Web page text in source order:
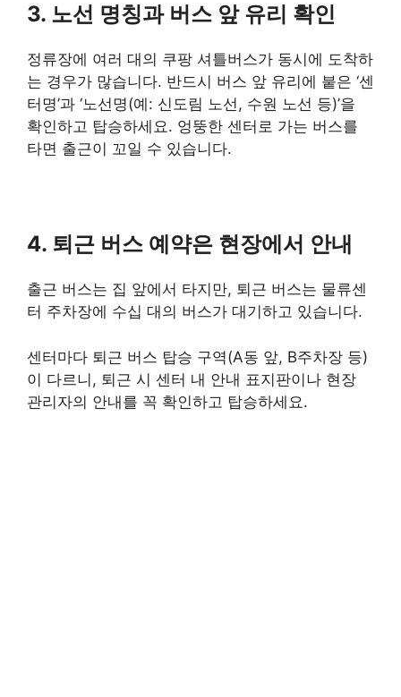
3. 노선 명칭과 버스 앞 유리 확인
정류장에 여러 대의 쿠팡 셔틀버스가 동시에 도착하
는 경우가 많습니다. 반드시 버스 앞 유리에 붙은 ‘센
터명’과 ‘노선명(예: 신도림 노선, 수원 노선 등)’을
확인하고 탑승하세요. 엉뚱한 센터로 가는 버스를
타면 출근이 꼬일 수 있습니다.
4. 퇴근 버스 예약은 현장에서 안내
출근 버스는 집 앞에서 타지만, 퇴근 버스는 물류센
터 주차장에 수십 대의 버스가 대기하고 있습니다.
센터마다 퇴근 버스 탑승 구역(A동 앞, B주차장 등)
이 다르니, 퇴근 시 센터 내 안내 표지판이나 현장
관리자의 안내를 꼭 확인하고 탑승하세요.